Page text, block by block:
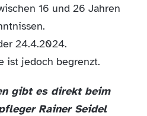
16 und 26 Jahren
24.4.2024.
ist jedoch begrenzt.
gibt es direkt beim
Rainer Seidel